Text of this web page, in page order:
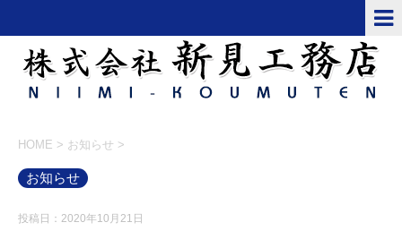
HOME > お知らせ >
お知らせ
投稿日：2020年10月21日